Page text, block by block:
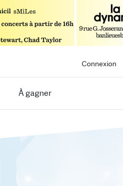
Connexion
À gagner